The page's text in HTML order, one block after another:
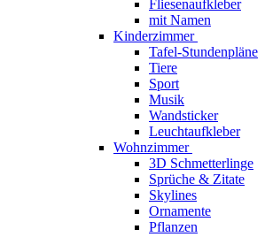
Fliesenaufkleber
mit Namen
Kinderzimmer
Tafel-Stundenpläne
Tiere
Sport
Musik
Wandsticker
Leuchtaufkleber
Wohnzimmer
3D Schmetterlinge
Sprüche & Zitate
Skylines
Ornamente
Pflanzen